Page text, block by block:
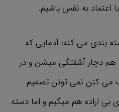
اعتماد به نفس باشیم.
بندی می کنه: آدمایی که
دچار آشفتگی میشن و در
می کنن نمی تونن تصمیم
اراده هم میگیم و اما دسته